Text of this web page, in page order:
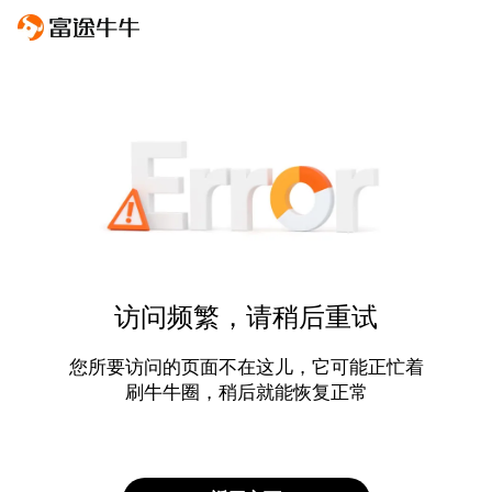
访问频繁，请稍后重试
您所要访问的页面不在这儿，它可能正忙着
刷牛牛圈，稍后就能恢复正常